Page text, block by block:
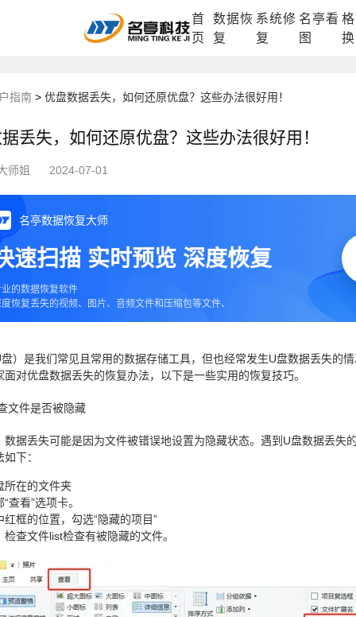
首
页
数据恢
复
系统修
复
名亭看
图
换
DLL修复中心 电脑数据恢复 格式化数据
指南 > 优盘数据丢失，如何还原优盘？这些办法很好用！
丢失，如何还原优盘？这些办法很好用！
师姐 2024-07-01
名亭数据恢复大师
速扫描 实时预览 深度恢复
的数据恢复软件
恢复丢失的视频、图片、音频文件和压缩包等文件、
）是我们常见且常用的数据存储工具，但也经常发生U盘数据丢失的
面对优盘数据丢失的恢复办法，以下是一些实用的恢复技巧。
文件是否被隐藏
数据丢失可能是因为文件被错误地设置为隐藏状态。遇到U盘数据丢失
下：
所在的文件夹
查看”选项卡。
红框的位置，勾选“隐藏的项目”
检查文件list检查有被隐藏的文件。